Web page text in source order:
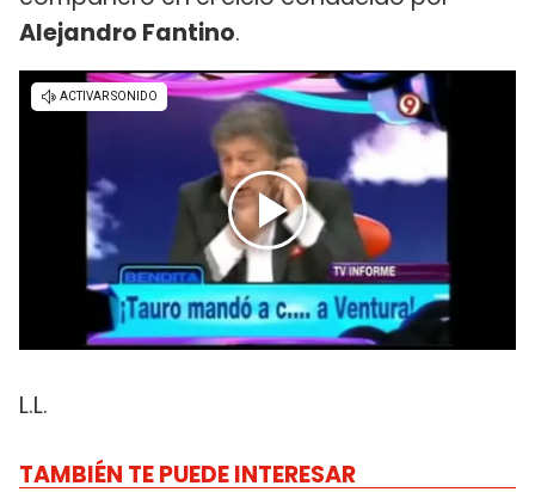
Alejandro Fantino.
L.L.
TAMBIÉN TE PUEDE INTERESAR